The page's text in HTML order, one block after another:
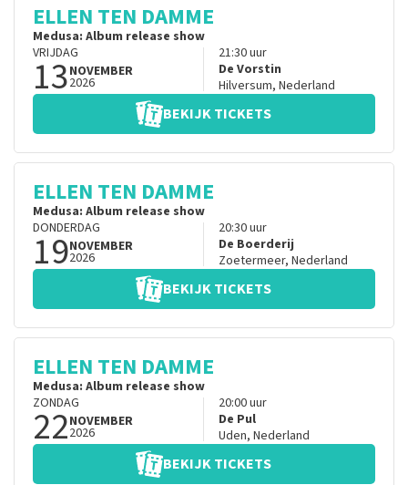
ELLEN TEN DAMME
Medusa: Album release show
VRIJDAG
13NOVEMBER
2026
21:30uur
De Vorstin
Hilversum, Nederland
BEKIJK TICKETS
ELLEN TEN DAMME
Medusa: Album release show
DONDERDAG
19NOVEMBER
2026
20:30uur
De Boerderij
Zoetermeer, Nederland
BEKIJK TICKETS
ELLEN TEN DAMME
Medusa: Album release show
ZONDAG
22NOVEMBER
2026
20:00uur
De Pul
Uden, Nederland
BEKIJK TICKETS